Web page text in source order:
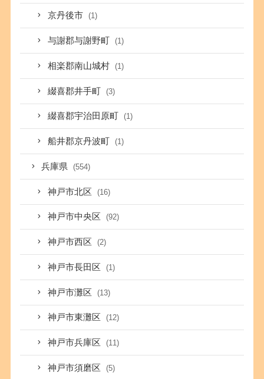
京丹後市 (1)
与謝郡与謝野町 (1)
相楽郡南山城村 (1)
綴喜郡井手町 (3)
綴喜郡宇治田原町 (1)
船井郡京丹波町 (1)
兵庫県 (554)
神戸市北区 (16)
神戸市中央区 (92)
神戸市西区 (2)
神戸市長田区 (1)
神戸市灘区 (13)
神戸市東灘区 (12)
神戸市兵庫区 (11)
神戸市須磨区 (5)